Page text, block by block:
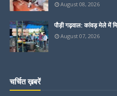
August 08, 2026
पौड़ी गढ़वाल: कांवड़ मेले में
August 07, 2026
चर्चित ख़बरें